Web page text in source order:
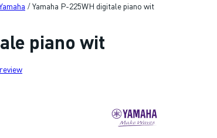
/Yamaha P-225WH digitale piano wit
piano wit